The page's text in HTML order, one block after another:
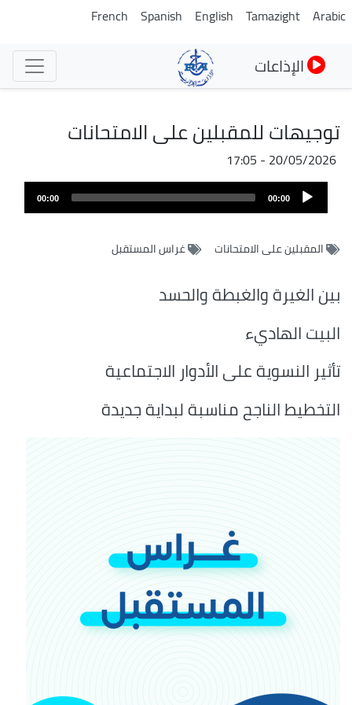
تجاوز
Arabic
Tamazight
English
Spanish
French
الإذاعات
توجيهات للمقبلين على الامتحانات
20/05/2026 - 17:05
Audio
Player
00:00
00:00
المقبلين على الامتحانات غراس المستقبل
بين الغيرة والغبطة والحسد
البيت الهاديء
تأثير النسوية على الأدوار الاجتماعية
التخطيط الناجح مناسبة لبداية جديدة